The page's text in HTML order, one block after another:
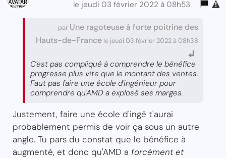
le jeudi 03 février 2022 à 08h53
par Une ragoteuse à forte poitrine des
Hauts-de-France le jeudi 03 février 2022 à 08h38
C'est pas compliqué à comprendre le bénéfice
progresse plus vite que le montant des ventes.
Faut pas faire une école d'ingénieur pour
comprendre qu'AMD a explosé ses marges.
Justement, faire une école d'ingé t'aurai
probablement permis de voir ça sous un autre
angle. Tu pars du constat que le bénéfice à
augmenté, et donc qu'AMD a forcément et